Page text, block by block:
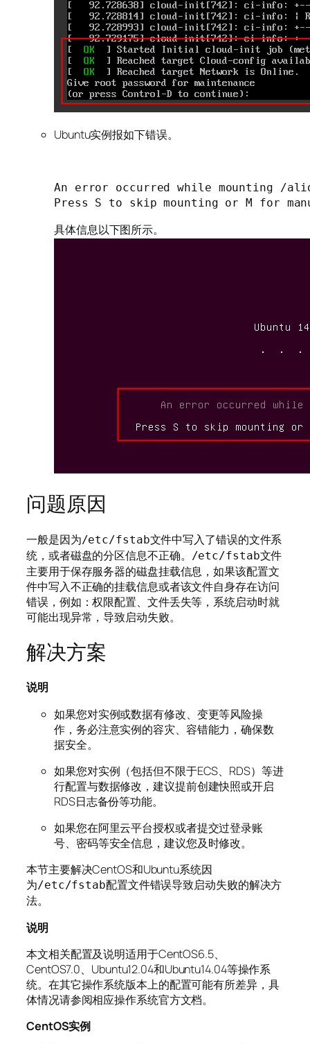
Ubuntu实例报如下错误。
An error occurred while
Press S to skip mounting or M for
具体信息以下图所示。
问题原因
一般是因为/etc/fstab文件中写入了错误的文件系
统，或者磁盘的分区信息不正确。
/etc/fstab文件
主要用于保存服务器的磁盘挂载信息，如果该配置文
件中写入不正确的挂载信息或者该文件自身存在访问
错误，例如：权限配置、文件丢失等，系统启动时就
可能出现异常，导致启动失败。
解决方案
说明
如果您对实例或数据有修改、变更等风险操
作，务必注意实例的容灾、容错能力，确保数
据安全。
如果您对实例（包括但不限于ECS、RDS）等进
行配置与数据修改，建议提前创建快照或开启
RDS日志备份等功能。
如果您在阿里云平台授权或者提交过登录账
号、密码等安全信息，建议您及时修改。
本节主要解决CentOS和Ubuntu系统因
为/etc/fstab配置文件错误导致启动失败的解决方
法。
说明
本文相关配置及说明适用于CentOS6.5、
CentOS7.0、Ubuntu12.04和Ubuntu14.04等操作系
统。在其它操作系统版本上的配置可能有所差异，具
体情况请参阅相应操作系统官方文档。
CentOS实例